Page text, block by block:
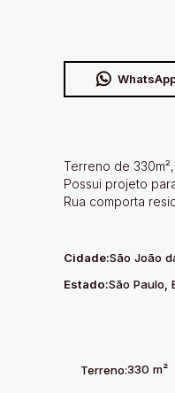
Terreno de
Possui projeto
Rua comporta
Cidade:São João
Estado:São Paulo,
Terreno:330 m²